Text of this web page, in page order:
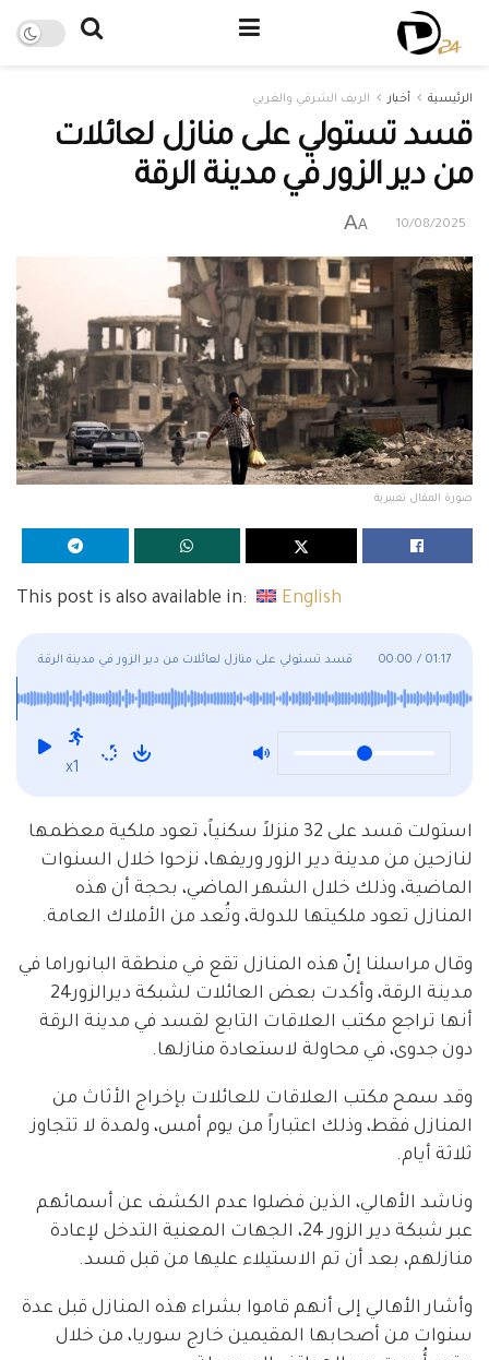
الرئيسية أخبار الريف الشرقي والغربي
قسد تستولي على منازل لعائلات
من دير الزور في مدينة الرقة
10/08/2025
A
A
صورة المقال تعبيرية
This post is also available in: English
قسد تستولي على منازل لعائلات من دير الزور في مدينة الرقة 00:00 / 01:17
x1
استولت قسد على 32 منزلاً سكنياً، تعود ملكية معظمها
لنازحين من مدينة دير الزور وريفها، نزحوا خلال السنوات
الماضية، وذلك خلال الشهر الماضي، بحجة أن هذه
المنازل تعود ملكيتها للدولة، وتُعد من الأملاك العامة.
وقال مراسلنا إنّ هذه المنازل تقع في منطقة البانوراما في
مدينة الرقة، وأكدت بعض العائلات لشبكة ديرالزور24
أنها تراجع مكتب العلاقات التابع لقسد في مدينة الرقة
دون جدوى، في محاولة لاستعادة منازلها.
وقد سمح مكتب العلاقات للعائلات بإخراج الأثاث من
المنازل فقط، وذلك اعتباراً من يوم أمس، ولمدة لا تتجاوز
ثلاثة أيام.
وناشد الأهالي، الذين فضلوا عدم الكشف عن أسمائهم
عبر شبكة دير الزور 24، الجهات المعنية التدخل لإعادة
منازلهم، بعد أن تم الاستيلاء عليها من قبل قسد.
وأشار الأهالي إلى أنهم قاموا بشراء هذه المنازل قبل عدة
سنوات من أصحابها المقيمين خارج سوريا، من خلال